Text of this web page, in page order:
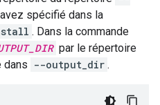
spécifié dans la
. Dans la commande
par le répertoire
dans --output_dir .